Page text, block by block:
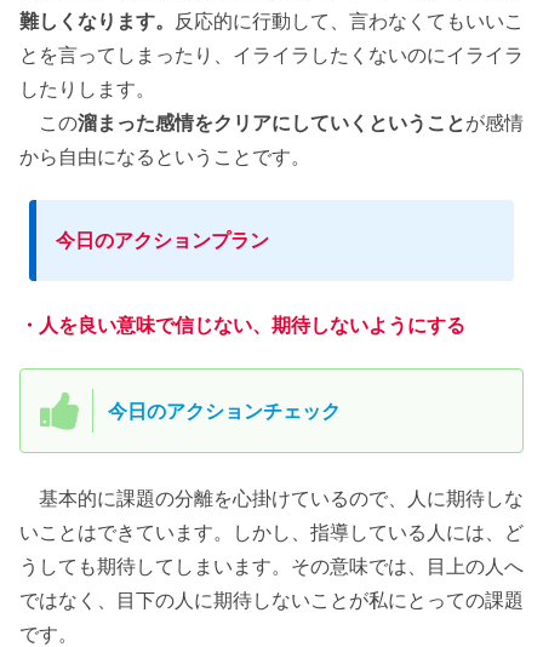
難しくなります。 反応的に行動して、言わなくてもいいこ
とを言ってしまったり、イライラしたくないのにイライラ
したりします。
この溜まった感情をクリアにしていくということが感情
から自由になるということです。
今日のアクションプラン
・人を良い意味で信じない、期待しないようにする
今日のアクションチェック
基本的に課題の分離を心掛けているので、人に期待しな
いことはできています。しかし、指導している人には、ど
うしても期待してしまいます。その意味では、目上の人へ
ではなく、目下の人に期待しないことが私にとっての課題
です。